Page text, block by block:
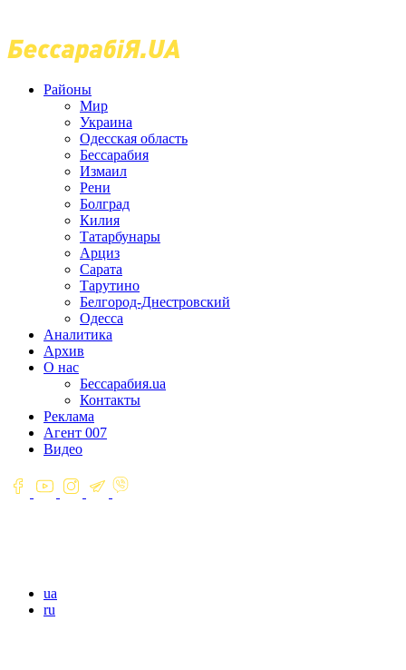
Районы
Мир
Украина
Одесская область
Бессарабия
Измаил
Рени
Болград
Килия
Татарбунары
Арциз
Сарата
Тарутино
Белгород-Днестровский
Одесса
Аналитика
Архив
О нас
Бессарабия.ua
Контакты
Реклама
Агент 007
Видео
ua
ru